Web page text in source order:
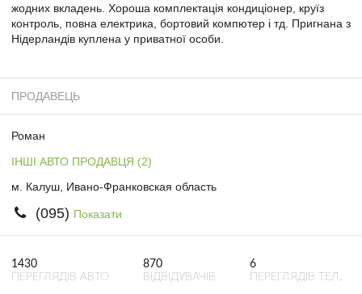
жодних вкладень. Хороша комплектація кондиціонер, круїз
контроль, повна електрика, бортовий компютер і тд. Пригнана з
Нідерландів куплена у приватної особи.
ПРОДАВЕЦЬ
Роман
ІНШІ АВТО ПРОДАВЦЯ (2)
м. Калуш, Ивано-Франковская область
(095) Показати
1430
ПЕРЕГЛЯДІВ АВТО
870
ВІДВІДУВАЧІВ
6
ПЕРЕГЛЯДІВ ТЕЛ.